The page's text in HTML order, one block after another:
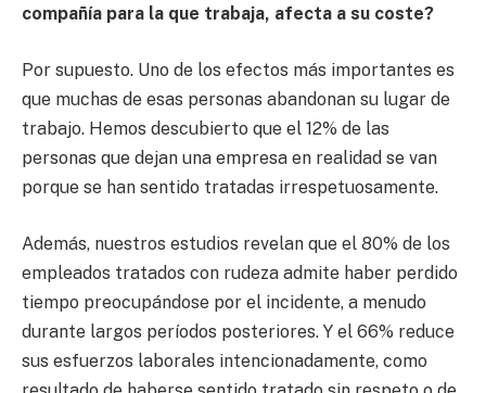
compañía para la que trabaja, afecta a su coste?
Por supuesto. Uno de los efectos más importantes es
que muchas de esas personas abandonan su lugar de
trabajo. Hemos descubierto que el 12% de las
personas que dejan una empresa en realidad se van
porque se han sentido tratadas irrespetuosamente.
Además, nuestros estudios revelan que el 80% de los
empleados tratados con rudeza admite haber perdido
tiempo preocupándose por el incidente, a menudo
durante largos períodos posteriores. Y el 66% reduce
sus esfuerzos laborales intencionadamente, como